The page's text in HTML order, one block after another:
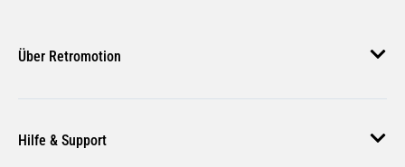
Über Retromotion
Unsere Jobs
Hilfe & Support